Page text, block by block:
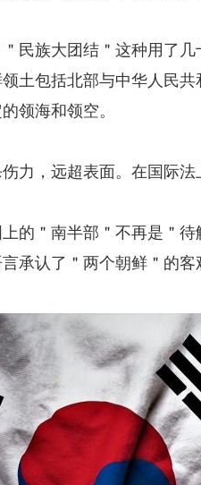
＂民族大团结＂这种用了
土包括北部与中华人民
领海和领空。
力，远超表面。在国际法
的＂南半部＂不再是＂
承认了＂两个朝鲜＂的客